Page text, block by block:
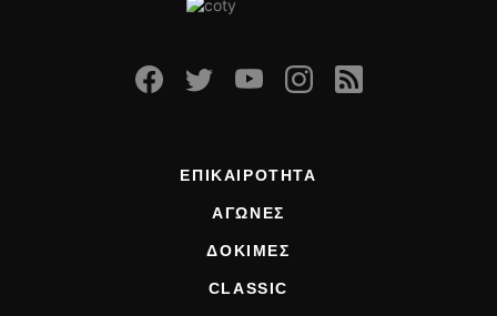
ΕΠΙΚΑΙΡΟΤΗΤΑ
ΑΓΩΝΕΣ
ΔΟΚΙΜΕΣ
CLASSIC